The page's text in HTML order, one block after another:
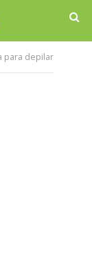
para depilar